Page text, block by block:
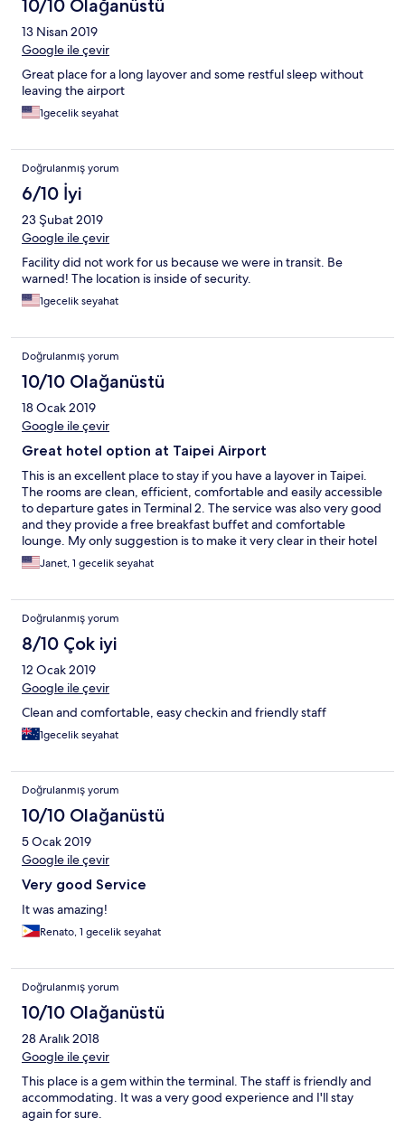
10/10 Olağanüstü
13 Nisan 2019
Google ile çevir
Great place for a long layover and some restful sleep without
leaving the airport
1gecelik seyahat
Doğrulanmış yorum
6/10 İyi
23 Şubat 2019
Google ile çevir
Facility did not work for us because we were in transit. Be
warned! The location is inside of security.
1gecelik seyahat
Doğrulanmış yorum
10/10 Olağanüstü
18 Ocak 2019
Google ile çevir
Great hotel option at Taipei Airport
This is an excellent place to stay if you have a layover in Taipei.
The rooms are clean, efficient, comfortable and easily accessible
to departure gates in Terminal 2. The service was also very good
and they provide a free breakfast buffet and comfortable
lounge. My only suggestion is to make it very clear in their hotel
information that the hotel is past security in Terminal 2, so you
must already have your boarding pass so that you can either go
result of your previous flight.
Janet, 1 gecelik seyahat
Doğrulanmış yorum
8/10 Çok iyi
12 Ocak 2019
Google ile çevir
Clean and comfortable, easy checkin and friendly staff
1gecelik seyahat
Doğrulanmış yorum
10/10 Olağanüstü
5 Ocak 2019
Google ile çevir
Very good Service
It was amazing!
Renato, 1 gecelik seyahat
Doğrulanmış yorum
10/10 Olağanüstü
28 Aralık 2018
Google ile çevir
This place is a gem within the terminal. The staff is friendly and
accommodating. It was a very good experience and I'll stay
again for sure.